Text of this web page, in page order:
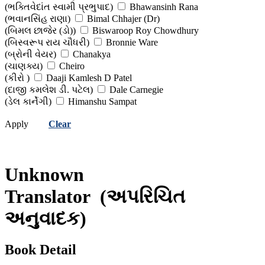
(ભક્તિવેદાંત સ્વામી પ્રભુપાદ)
Bhawansinh Rana
(ભવાનસિંહ રાણા)
Bimal Chhajer (Dr)
(બિમલ છાજેર (ડો))
Biswaroop Roy Chowdhury
(બિસ્વરૂપ રાય ચૌધરી)
Bronnie Ware
(બ્રોની વેયર)
Chanakya
(ચાણક્ય)
Cheiro
(કીરો )
Daaji Kamlesh D Patel
(દાજી કમલેશ ડી. પટેલ)
Dale Carnegie
(ડેલ કાર્નેગી)
Himanshu Sampat
(હિમાંશુ શેખર)
(લલિતા શર્મા)
Lalkrishna Advani
(લાલકૃષ્ણ આડવાણી)
Mahesh Kapadia
(મહેશ કાપડિયા)
Morgan Housel
Namita Thapar
(નમિતા થાપર)
Nityanand Charan Das
(નિત્યાનંદ ચરણ દાસ)
(ઓશો)
Paramhansa Yogananda
(પરમહંસ યોગાનંદ)
Apply Clear
Unknown
Translator (અપરિચિત
અનુવાદક)
Book Detail